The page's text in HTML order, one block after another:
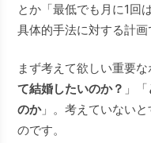
とか「最低でも月に1回
具体的手法に対する計画
まず考えて欲しい重要
て結婚したいのか？ 」「
のか」。考えていない
のです。